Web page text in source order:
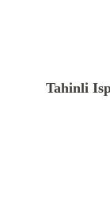
Tahinli